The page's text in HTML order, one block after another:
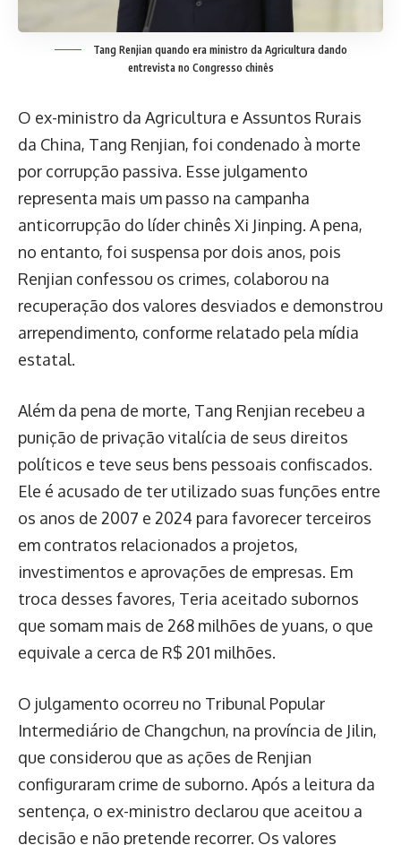
Tang Renjian quando era ministro da Agricultura dando
entrevista no Congresso chinês
O ex-ministro da Agricultura e Assuntos Rurais
da China, Tang Renjian, foi condenado à morte
por corrupção passiva. Esse julgamento
representa mais um passo na campanha
anticorrupção do líder chinês Xi Jinping. A pena,
no entanto, foi suspensa por dois anos, pois
Renjian confessou os crimes, colaborou na
recuperação dos valores desviados e demonstrou
arrependimento, conforme relatado pela mídia
estatal.
Além da pena de morte, Tang Renjian recebeu a
punição de privação vitalícia de seus direitos
políticos e teve seus bens pessoais confiscados.
Ele é acusado de ter utilizado suas funções entre
os anos de 2007 e 2024 para favorecer terceiros
em contratos relacionados a projetos,
investimentos e aprovações de empresas. Em
troca desses favores, Teria aceitado subornos
que somam mais de 268 milhões de yuans, o que
equivale a cerca de R$ 201 milhões.
O julgamento ocorreu no Tribunal Popular
Intermediário de Changchun, na província de Jilin,
que considerou que as ações de Renjian
configuraram crime de suborno. Após a leitura da
sentença, o ex-ministro declarou que aceitou a
decisão e não pretende recorrer. Os valores